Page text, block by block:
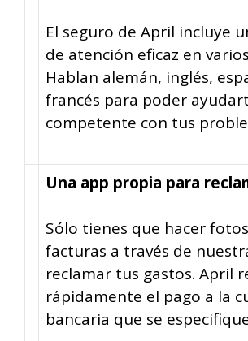
El seguro de April incluye
de atención eficaz en
Hablan alemán, inglés,
francés para poder
competente con tus
Una app propia para
Sólo tienes que hacer
facturas a través de
reclamar tus gastos. April
rápidamente el pago a la
bancaria que se